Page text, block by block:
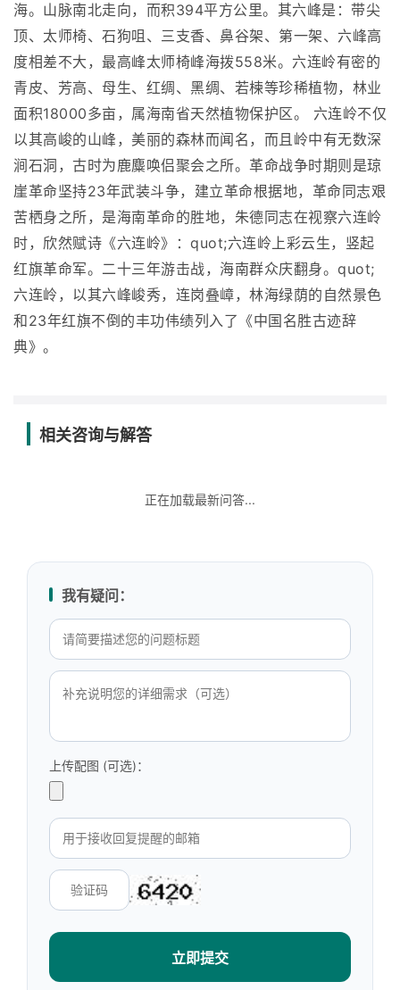
海。山脉南北走向，而积394平方公里。其六峰是：带尖
顶、太师椅、石狗咀、三支香、鼻谷架、第一架、六峰高
度相差不大，最高峰太师椅峰海拨558米。六连岭有密的
青皮、芳高、母生、红绸、黑绸、若楝等珍稀植物，林业
面积18000多亩，属海南省天然植物保护区。 六连岭不仅
以其高峻的山峰，美丽的森林而闻名，而且岭中有无数深
涧石洞，古时为鹿麋唤侣聚会之所。革命战争时期则是琼
崖革命坚持23年武装斗争，建立革命根据地，革命同志艰
苦栖身之所，是海南革命的胜地，朱德同志在视察六连岭
时，欣然赋诗《六连岭》：quot;六连岭上彩云生，竖起
红旗革命军。二十三年游击战，海南群众庆翻身。quot;
六连岭，以其六峰峻秀，连岗叠嶂，林海绿荫的自然景色
和23年红旗不倒的丰功伟绩列入了《中国名胜古迹辞
典》。
相关咨询与解答
正在加载最新问答...
我有疑问：
上传配图 (可选)：
立即提交